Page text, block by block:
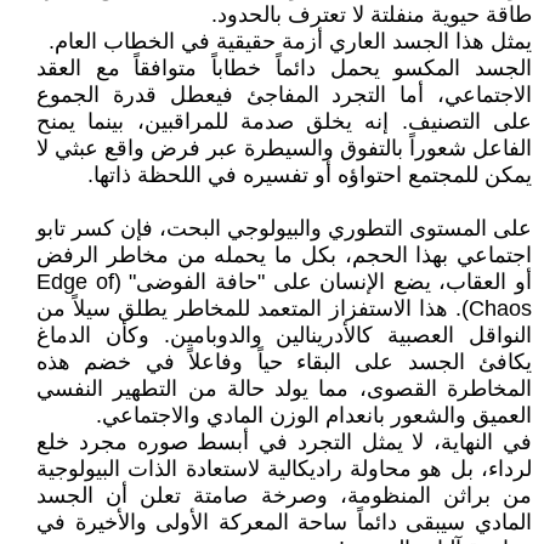
طاقة حيوية منفلتة لا تعترف بالحدود.
يمثل هذا الجسد العاري أزمة حقيقية في الخطاب العام.
الجسد المكسو يحمل دائماً خطاباً متوافقاً مع العقد
الاجتماعي، أما التجرد المفاجئ فيعطل قدرة الجموع
على التصنيف. إنه يخلق صدمة للمراقبين، بينما يمنح
الفاعل شعوراً بالتفوق والسيطرة عبر فرض واقع عبثي لا
يمكن للمجتمع احتواؤه أو تفسيره في اللحظة ذاتها.
على المستوى التطوري والبيولوجي البحت، فإن كسر تابو
اجتماعي بهذا الحجم، بكل ما يحمله من مخاطر الرفض
أو العقاب، يضع الإنسان على "حافة الفوضى" (Edge of
Chaos). هذا الاستفزاز المتعمد للمخاطر يطلق سيلاً من
النواقل العصبية كالأدرينالين والدوبامين. وكأن الدماغ
يكافئ الجسد على البقاء حياً وفاعلاً في خضم هذه
المخاطرة القصوى، مما يولد حالة من التطهير النفسي
العميق والشعور بانعدام الوزن المادي والاجتماعي.
​في النهاية، لا يمثل التجرد في أبسط صوره مجرد خلع
لرداء، بل هو محاولة راديكالية لاستعادة الذات البيولوجية
من براثن المنظومة، وصرخة صامتة تعلن أن الجسد
المادي سيبقى دائماً ساحة المعركة الأولى والأخيرة في